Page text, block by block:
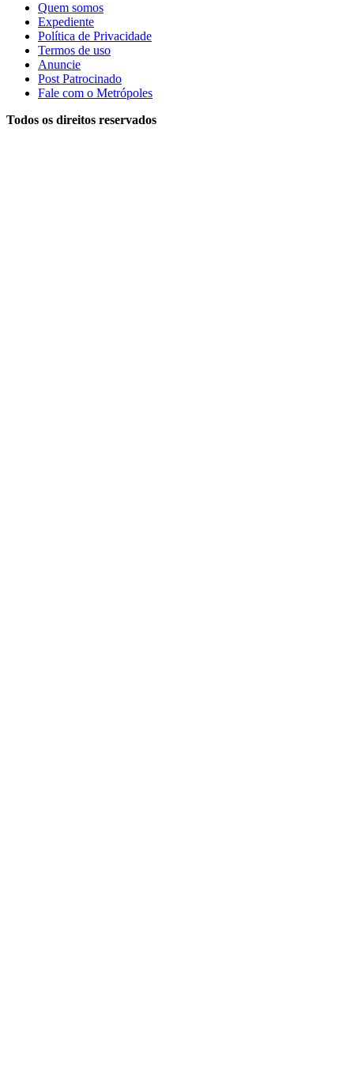
Quem somos
Expediente
Política de Privacidade
Termos de uso
Anuncie
Post Patrocinado
Fale com o Metrópoles
Todos os direitos reservados